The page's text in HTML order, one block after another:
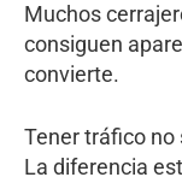
Muchos
consiguen
convierte.
Tener tráfico
La diferencia